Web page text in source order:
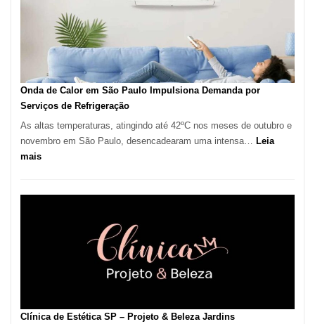
de
Aluguel
Onda de Calor em São Paulo Impulsiona Demanda por
Serviços de Refrigeração
As altas temperaturas, atingindo até 42ºC nos meses de outubro e
novembro em São Paulo, desencadearam uma intensa… Leia
mais:
Serviços
Clínica de Estética SP – Projeto & Beleza Jardins